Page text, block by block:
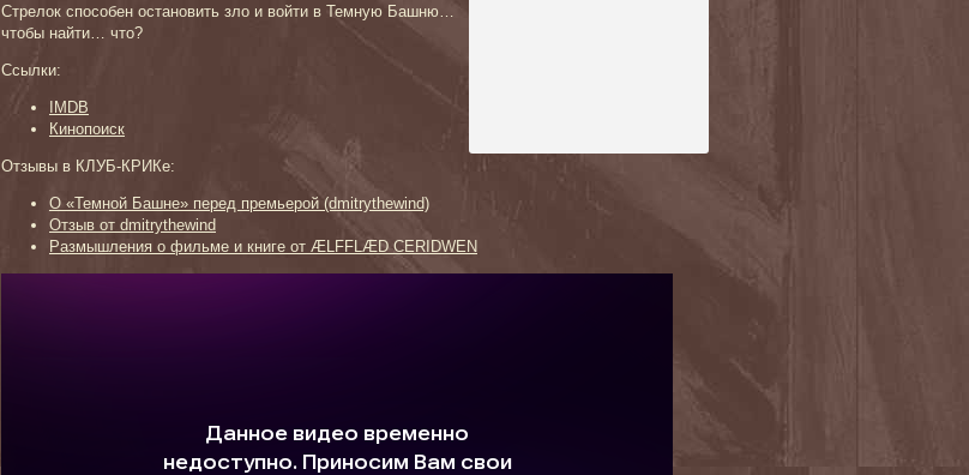
Стрелок способен остановить зло и войти в Темную Башню…
чтобы найти… что?
Ссылки:
IMDB
Кинопоиск
Отзывы в КЛУБ-КРИКе:
О «Темной Башне» перед премьерой (dmitrythewind)
Отзыв от dmitrythewind
Размышления о фильме и книге от ÆLFFLÆD CERIDWEN